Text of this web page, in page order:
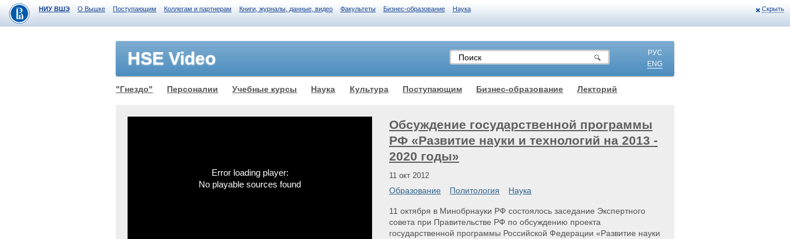
Скрыть
НИУ ВШЭ О Вышке Поступающим Коллегам и партнерам Книги, журналы, данные, видео Факультеты Бизнес-образование Наука
РУС
ENG
HSE Video
"Гнездо" Персоналии Учебные курсы Наука Культура Поступающим Бизнес-образование Лекторий
Error loading player:
No playable sources found
Обсуждение государственной программы
РФ «Развитие науки и технологий на 2013 -
2020 годы»
11 окт 2012
Образование Политология Наука
11 октября в Минобрнауки РФ состоялось заседание Экспертного
совета при Правительстве РФ по обсуждению проекта
государственной программы Российской Федерации «Развитие науки